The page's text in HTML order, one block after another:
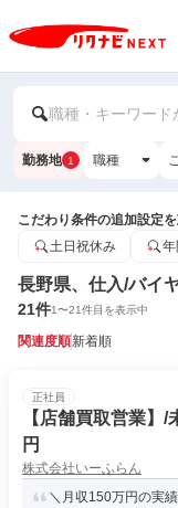
職種・キーワード
勤務地 1 職種
こだわり条件の追加設定
土日祝休み
長野県、仕入/バイ
21件1〜21件目を表示中
関連度順新着順
正社員
【店舗買取営業】
円
株式会社いーふらん
＼月収150万円の実